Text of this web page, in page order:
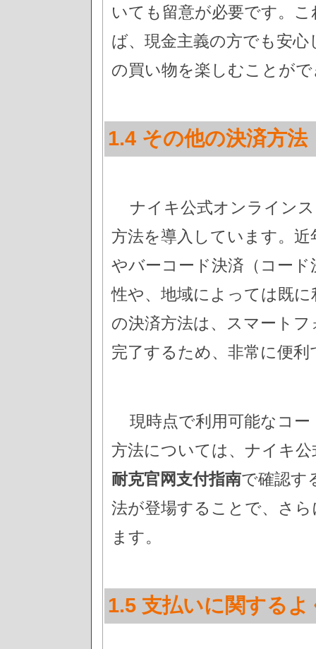
いても留意が必要です。
ば、現金主義の方でも安
の買い物を楽しむことが
1.4 その他の決済方
ナイキ公式オンライン
方法を導入しています。
やバーコード決済（コー
性や、地域によっては既
の決済方法は、スマート
完了するため、非常に便利
現時点で利用可能なコ
方法については、ナイキ
耐克官网支付指南で確認す
法が登場することで、さ
ます。
1.5 支払いに関する